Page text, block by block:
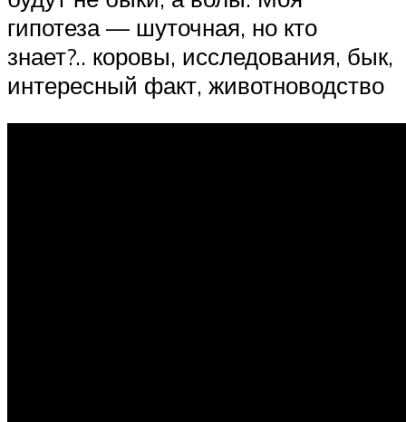
гипотеза — шуточная, но кто
знает?.. коровы, исследования, бык,
интересный факт, животноводство